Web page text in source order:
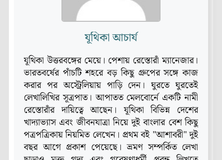
যূথিকা আচার্য
যূথিকা উত্তরবঙ্গের মেয়ে। পেশায় রেস্তোরাঁ ম্যানেজার।
ভারতবর্ষের পাঁচটি শহরে বড় কিছু গ্রুপের সঙ্গে কাজ
করার পর অস্ট্রেলিয়ায় পাড়ি দেন। ঘুরতে ঘুরতেই
লেখালিখির সূত্রপাত। আপাতত মেলবোর্নে একটি নামী
রেস্তোরাঁর দায়িত্বে আছেন। যূথিকা বিভিন্ন দেশের
খাদ্যাভ্যাস এবং জীবনযাত্রা নিয়ে দুই বাংলার বেশ কিছু
পত্রপত্রিকায় নিয়মিত লেখেন। প্রথম বই "আশাবরী" দুই
বছর আগে প্রকাশ পেয়েছে। ভ্রমণ সম্পর্কিত লেখা